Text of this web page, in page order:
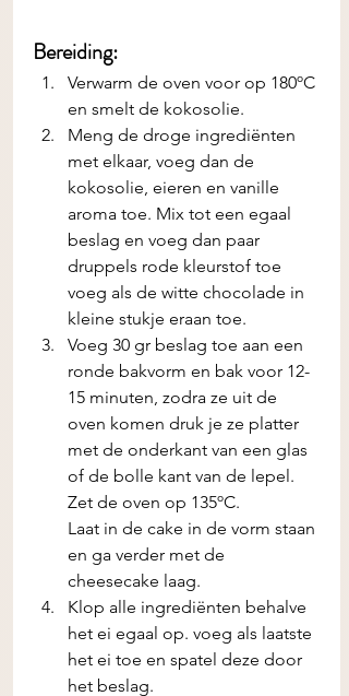
Bereiding:
Verwarm de oven voor op 180ºC
en smelt de kokosolie.
Meng de droge ingrediënten
met elkaar, voeg dan de
kokosolie, eieren en vanille
aroma toe. Mix tot een egaal
beslag en voeg dan paar
druppels rode kleurstof toe
voeg als de witte chocolade in
kleine stukje eraan toe.
Voeg 30 gr beslag toe aan een
ronde bakvorm en bak voor 12-
15 minuten, zodra ze uit de
oven komen druk je ze platter
met de onderkant van een glas
of de bolle kant van de lepel.
Zet de oven op 135ºC.
Laat in de cake in de vorm staan
en ga verder met de
cheesecake laag.
Klop alle ingrediënten behalve
het ei egaal op. voeg als laatste
het ei toe en spatel deze door
het beslag.